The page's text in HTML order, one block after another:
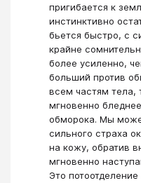
пригибается к
инстинктивно
бьется быстро, с
крайне
более усиленно,
больший против
всем частям тела,
мгновенно
обморока. Мы
сильного страха
на кожу, обратив
мгновенно
Это